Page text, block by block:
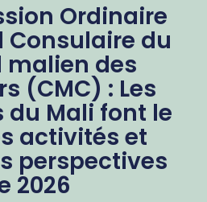
Ordinaire
Consulaire du
malien des
(CMC) : Les
du Mali font le
activités et
perspectives
2026